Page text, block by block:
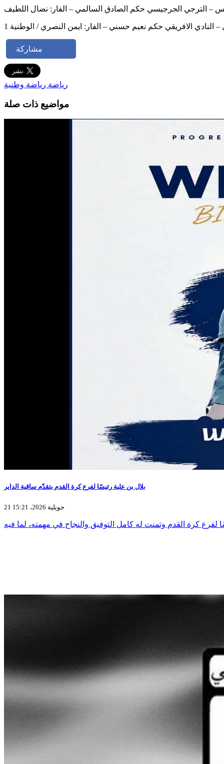
– الترجي الجرجيسي حكم الصادق السالمي – الفار: نضال اللطيف
– النادي الافريقي حكم نعيم حسني – الفار: ايمن النصري / الوطنية 1
مشاركة
رياضة رياضة وطنية
مواضيع ذات صلة
بلال بن علية رئيسًا لفرع كرة القدم بتقدّم ساقية الداير
21 جويلية 2026، 15:21